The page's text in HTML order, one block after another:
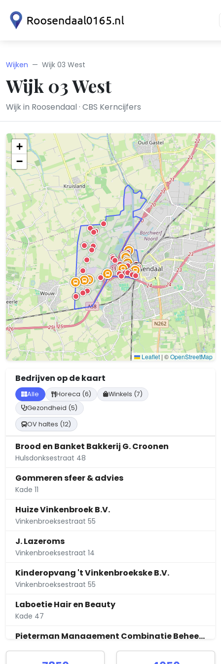
Wijken Wijk 03 West
Wijk 03 West
Wijk in Roosendaal · CBS Kerncijfers
+
−
Leaflet | ©OpenStreetMap
Bedrijven op de kaart
Alle Horeca (6)
Winkels (7)
Gezondheid (5)
OV haltes (12)
Brood en Banket Bakkerij G. Croonen
Hulsdonksestraat 48
Gommeren sfeer & advies
Kade 11
Huize Vinkenbroek B.V.
Vinkenbroeksestraat 55
J. Lazeroms
Vinkenbroeksestraat 14
Kinderopvang 't Vinkenbroekske B.V.
Vinkenbroeksestraat 55
Laboetie Hair en Beauty
Kade 47
Pieterman Management Combinatie Beheer B.V.